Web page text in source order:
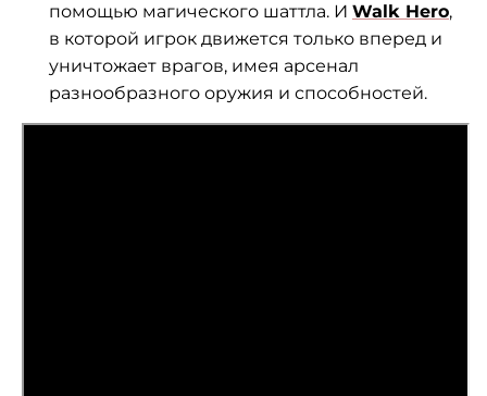
помощью магического шаттла. И Walk Hero,
в которой игрок движется только вперед и
уничтожает врагов, имея арсенал
разнообразного оружия и способностей.